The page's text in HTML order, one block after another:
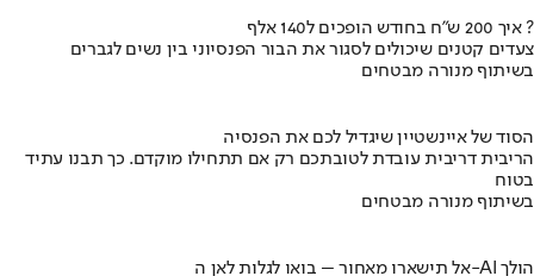
איך 200 ש"ח בחודש הופכים ל140 אלף ?
צעדים קטנים שיכולים לסגור את הבור הפנסיוני בין נשים לגברים
בשיתוף מנורה מבטחים
הסוד של איינשטיין שיגדיל לכם את הפנסיה
הריבית דריבית עובדת לטובתכם רק אם תתחילו מוקדם. כך תבנו עתיד
בטוח
בשיתוף מנורה מבטחים
אל תישארו מאחור – בואו לגלות לאן ה-AI הולך